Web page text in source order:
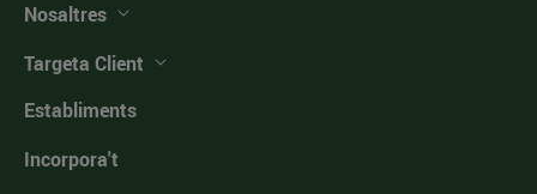
Nosaltres
Targeta Client
Establiments
Incorpora't